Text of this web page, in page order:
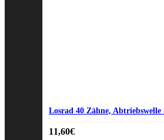
Losrad 40 Zähne, Abtriebswelle
11,60€